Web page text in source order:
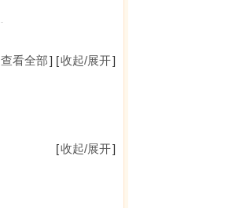
查看全部] [收起/展开]
[收起/展开]